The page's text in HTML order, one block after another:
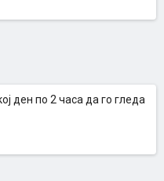
ден по 2 часа да го гледа